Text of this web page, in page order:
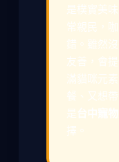
是樸實美
常親民，
錯。雖然
友善，會
滿貓咪元
餐、又想
是台中寵
擇。